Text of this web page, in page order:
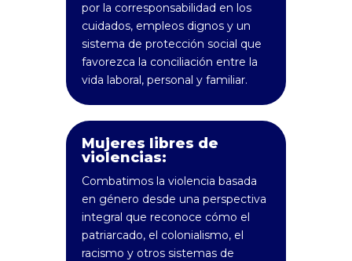
por la corresponsabilidad en los
cuidados, empleos dignos y un
sistema de protección social que
favorezca la conciliación entre la
vida laboral, personal y familiar.
Mujeres libres de
violencias:
Combatimos la violencia basada
en género desde una perspectiva
integral que reconoce cómo el
patriarcado, el colonialismo, el
racismo y otros sistemas de